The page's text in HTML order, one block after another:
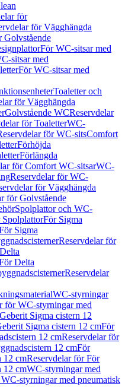
för
för Vägghängda
Golvstående
För WC-sitsar med
sitsar med
För WC-sitsar med
Toaletter och
för Vägghängda
Golvstående WCReservdelar
för ToaletterWC-
för WC-sitsComfort
Förhöjda
Förlängda
för Comfort WC-sitsarWC-
Reservdelar för WC-
för Vägghängda
för Golvstående
Spolplattor och WC-
SpolplattorFör Sigma
Sigma
Reservdelar för
Delta
Reservdelar
WC-styrningar
för WC-styrningar med
Sigma cistern 12
Sigma cistern 12 cmFör
12 cmReservdelar för
12 cmFör
12 cmReservdelar för För
12 cmWC-styrningar med
styrningar med pneumatisk